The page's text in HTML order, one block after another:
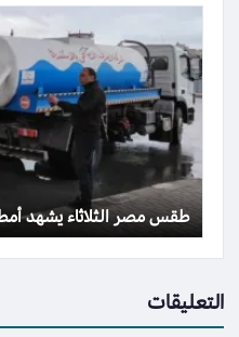
طقس مصر الثلاثاء يشهد
التعليقات